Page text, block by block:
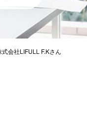
式会社LIFULL F.Kさん